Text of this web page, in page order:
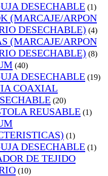
DESECHABLE (1)
(MARCAJE/ARPON
DESECHABLE) (4)
(MARCAJE/ARPON
DESECHABLE) (8)
(40)
DESECHABLE (19)
COAXIAL
(20)
REUSABLE (1)
(1)
DESECHABLE (1)
DE TEJIDO
(10)